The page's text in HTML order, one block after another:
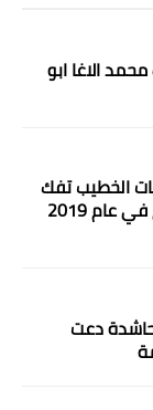
الاغا ابو
الخطيب تفك
لغز الزهايمر وتتوج ببراءة اختراع في عام 2019
دعت